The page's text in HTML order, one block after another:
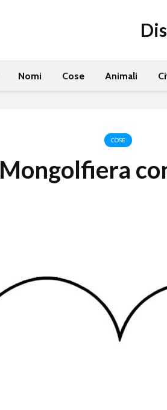
Nomi Cose Animali
COSE
Mongolfiera